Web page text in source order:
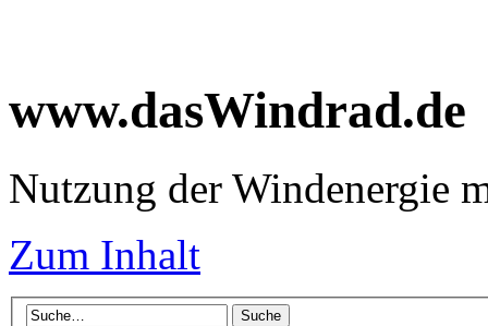
www.dasWindrad.de
Nutzung der Windenergie
Zum Inhalt